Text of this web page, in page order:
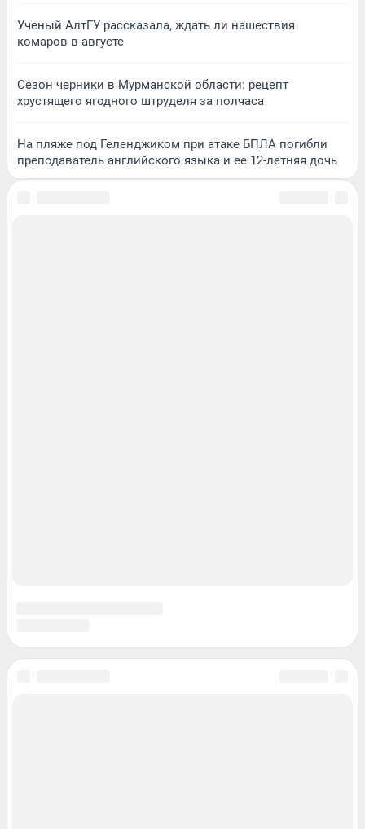
Ученый АлтГУ рассказала, ждать ли нашествия
комаров в августе
Сезон черники в Мурманской области: рецепт
хрустящего ягодного штруделя за полчаса
На пляже под Геленджиком при атаке БПЛА погибли
преподаватель английского языка и ее 12-летняя дочь